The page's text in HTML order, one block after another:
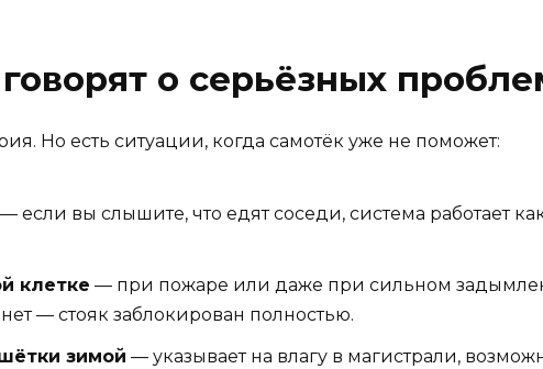
о серьёзных
Но есть ситуации, когда самотёк уже не поможет:
— если вы слышите, что едят соседи, система работает
клетке — при пожаре или даже при сильном
— стояк заблокирован полностью.
зимой — указывает на влагу в магистрали,